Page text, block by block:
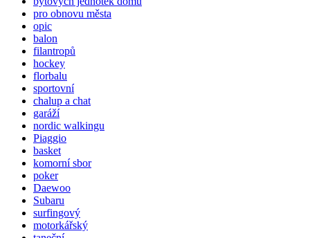
pro obnovu města
opic
balon
filantropů
hockey
florbalu
sportovní
chalup a chat
garáží
nordic walkingu
Piaggio
basket
komorní sbor
poker
Daewoo
Subaru
surfingový
motorkářský